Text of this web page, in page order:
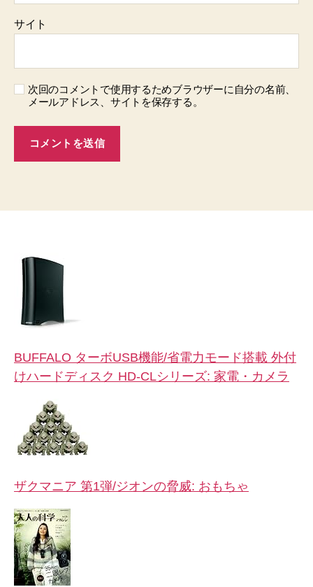
サイト
次回のコメントで使用するためブラウザーに自分の名前、
メールアドレス、サイトを保存する。
BUFFALO ターボUSB機能/省電力モード搭載 外付
けハードディスク HD-CLシリーズ: 家電・カメラ
ザクマニア 第1弾/ジオンの脅威: おもちゃ